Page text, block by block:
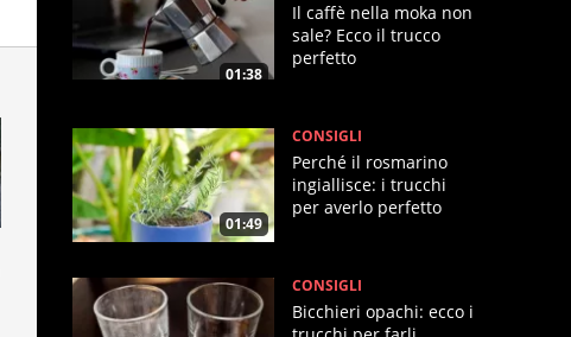
01:38
Il caffè nella moka non
sale? Ecco il trucco
perfetto
01:49
CONSIGLI
Perché il rosmarino
ingiallisce: i trucchi
per averlo perfetto
CONSIGLI
Bicchieri opachi: ecco i